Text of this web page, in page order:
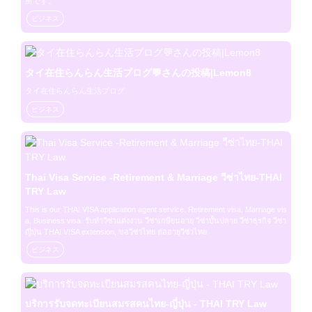
ビジネス
タイ在住らんらん生活ブログ💬さんの投稿|Lemon8
タイ在住らんらん生活ブログ
ビジネス
Thai Visa Service -Retirement & Marriage วีซ่าไทย-THAI
TRY Law
This is our THAI VISA application agent service. Retirement visa, Marriage vis
a, Business visa. รับทำวีซ่าแต่งงาน วีซ่าเกษียนอายุ วีซ่าบั้นปลาย วีซ่าธุรกิจ วีซ่า
ญี่ปุ่น THAI VISA extension, ขอวีซ่าไทย ต่ออายุวีซ่าไทย
ビジネス
บริการรับจดทะเบียนสมรสคนไทย-ญี่ปุ่น - THAI TRY Law